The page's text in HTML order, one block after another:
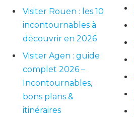
Visiter Rouen : les 10
incontournables à
découvrir en 2026
Visiter Agen : guide
complet 2026 –
Incontournables,
bons plans &
itinéraires